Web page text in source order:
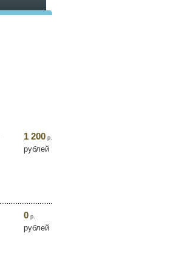
1 200 р.
рублей
0 р.
рублей